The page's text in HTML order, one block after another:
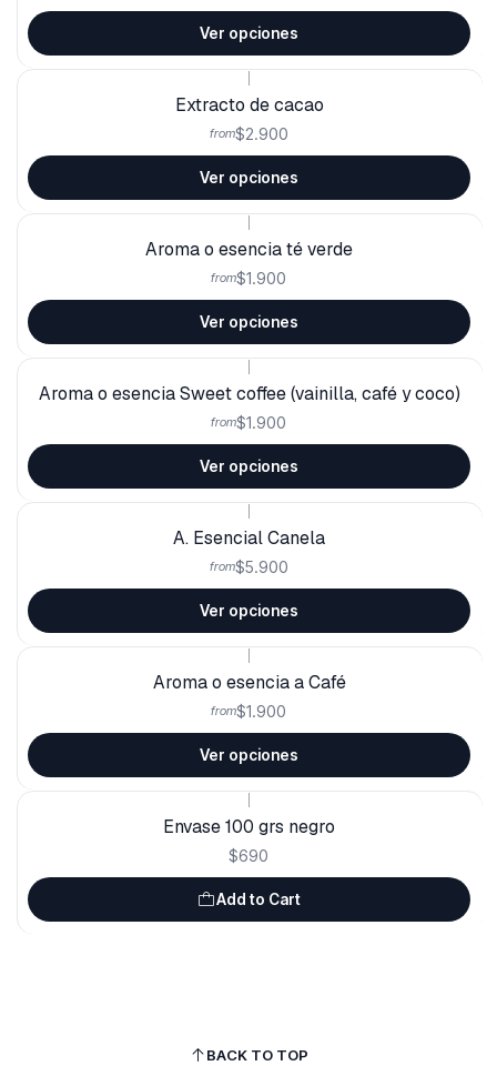
Ver opciones
Extracto de cacao
from$2.900
Ver opciones
Aroma o esencia té verde
from$1.900
Ver opciones
Aroma o esencia Sweet coffee (vainilla, café y coco)
from$1.900
Ver opciones
A. Esencial Canela
from$5.900
Ver opciones
Aroma o esencia a Café
from$1.900
Ver opciones
Envase 100 grs negro
$690
Add to Cart
BACK TO TOP